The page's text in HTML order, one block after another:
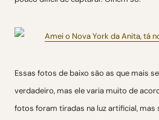
Essas fotos de baixo são as que mais
verdadeiro, mas ele varia muito de
fotos foram tiradas na luz artificial, mas